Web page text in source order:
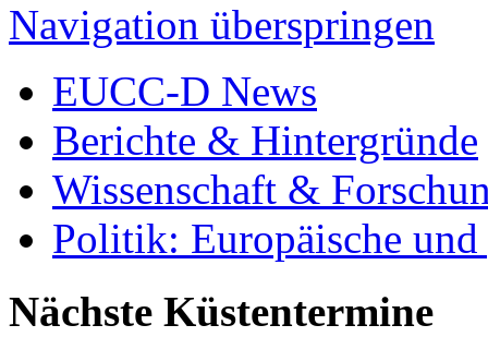
Navigation überspringen
EUCC-D News
Berichte & Hintergründe
Wissenschaft &
Politik: Europäische
Nächste Küstentermine